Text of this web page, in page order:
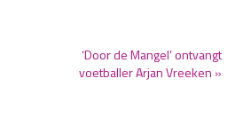
‘Door de Mangel’ ontvangt
voetballer Arjan Vreeken »